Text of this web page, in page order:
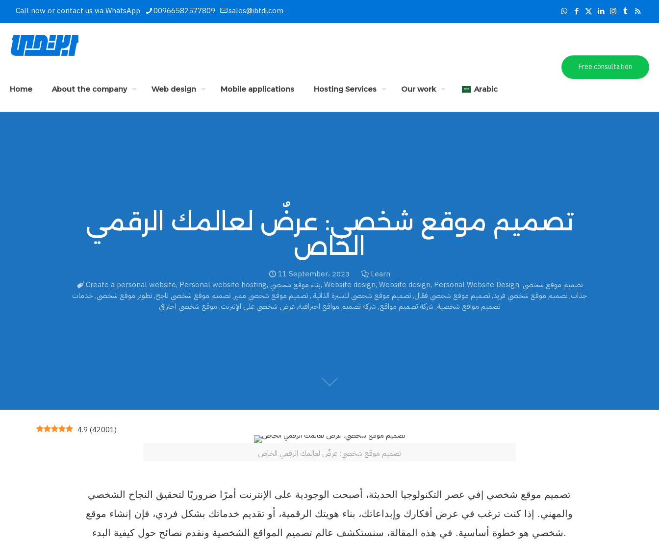
Call now or contact us via WhatsApp 00966582577809 sales@ibtdi.com
Home About the company Web design Mobile applications Hosting Services Our work Arabic
Free consultation
تصميم موقع شخصي: عرضٌ لعالمك الرقمي
الخاص
11 September، 2023
Learn
Create a personal website, Personal website hosting, بناء موقع شخصي, Website design, Website design, Personal Website Design, تصميم موقع شخصي
جذاب, تصميم موقع شخصي فريد, تصميم موقع شخصي فعّال, تصميم موقع شخصي للسيرة الذاتية., تصميم موقع شخصي مميز, تصميم موقع شخصي ناجح, تطوير موقع شخصي, خدمات
تصميم مواقع شخصية, شركة تصميم مواقع, شركة تصميم مواقع احترافية, عرض شخصي على الإنترنت, موقع شخصي احترافي
4.9 (42001)
تصميم موقع شخصي: عرضٌ لعالمك الرقمي الخاص
تصميم موقع شخصي |في عصر التكنولوجيا الحديثة، أصبحت الوجودية على الإنترنت أمرًا ضروريًا لتحقيق النجاح الشخصي
والمهني. إذا كنت ترغب في عرض أفكارك وإبداعاتك، بناء هويتك الرقمية، أو تقديم خدماتك بشكل فردي، فإن إنشاء موقع
شخصي هو خطوة أساسية. في هذه المقالة، سنستكشف عالم تصميم المواقع الشخصية ونقدم نصائح حول كيفية البدء.